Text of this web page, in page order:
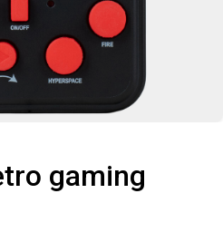
gaming